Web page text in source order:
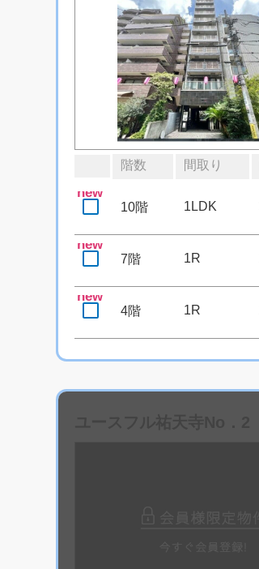
階数 間取り
new
10階 1LDK
new
7階 1R
new
4階 1R